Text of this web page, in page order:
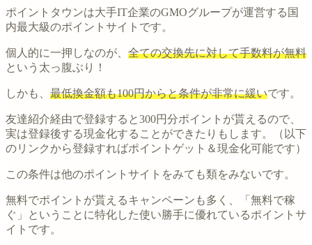
ポイントタウンは大手IT企業のGMOグループが運営する国
内最大級のポイントサイトです。
個人的に一押しなのが、 全ての交換先に対して手数料が無料
という太っ腹ぶり！
しかも、 最低換金額も100円からと条件が非常に緩いです。
友達紹介経由で登録すると300円分ポイントが貰えるので、
実は登録後する現金化することができたりもします。（以下
のリンクから登録すればポイントゲット＆現金化可能です）
この条件は他のポイントサイトをみても類をみないです。
無料でポイントが貰えるキャンペーンも多く、「無料で稼
ぐ」ということに特化した使い勝手に優れているポイントサ
イトです。